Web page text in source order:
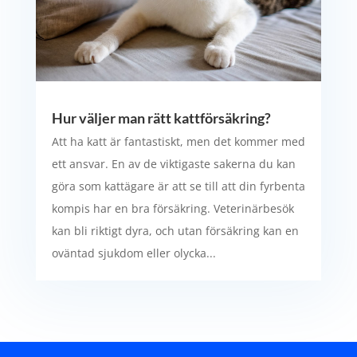
Hur väljer man rätt kattförsäkring?
Att ha katt är fantastiskt, men det kommer med
ett ansvar. En av de viktigaste sakerna du kan
göra som kattägare är att se till att din fyrbenta
kompis har en bra försäkring. Veterinärbesök
kan bli riktigt dyra, och utan försäkring kan en
oväntad sjukdom eller olycka...